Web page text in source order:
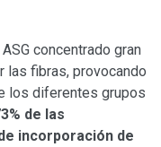
concentrado gran
las fibras, provocando
los diferentes grupos
de las
incorporación de